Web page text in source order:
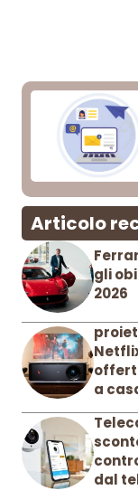
Articolo
gli
2026
a
dal